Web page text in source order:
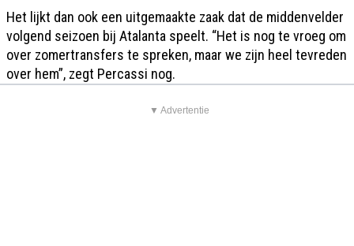
Het lijkt dan ook een uitgemaakte zaak dat de middenvelder
volgend seizoen bij Atalanta speelt. “Het is nog te vroeg om
over zomertransfers te spreken, maar we zijn heel tevreden
over hem”, zegt Percassi nog.
▼ Advertentie